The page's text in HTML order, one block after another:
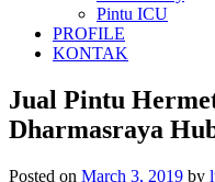
Pintu ICU
PROFILE
KONTAK
Jual Pintu
Dharmasraya
Posted on March 3, 2019 by